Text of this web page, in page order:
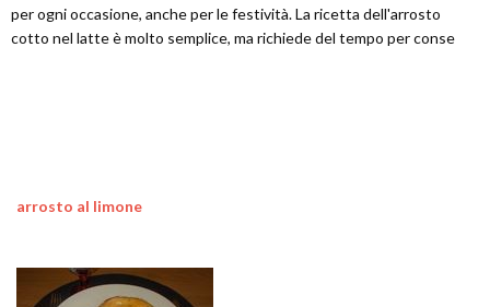
per ogni occasione, anche per le festività. La ricetta dell'arrosto
cotto nel latte è molto semplice, ma richiede del tempo per conse
arrosto al limone